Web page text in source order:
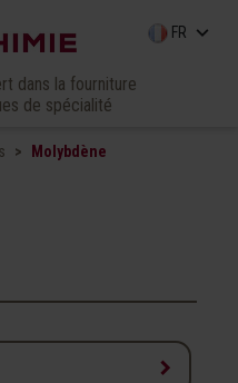
FR keyboard_arrow_down
dans la fourniture
de spécialité
Molybdène
keyboard_arrow_right